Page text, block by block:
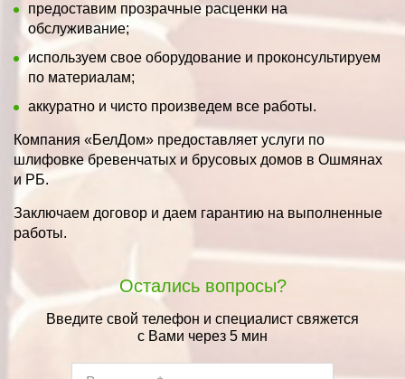
предоставим прозрачные расценки на
обслуживание;
используем свое оборудование и проконсультируем
по материалам;
аккуратно и чисто произведем все работы.
Компания «БелДом» предоставляет услуги по
шлифовке бревенчатых и брусовых домов в Ошмянах
и РБ.
Заключаем договор и даем гарантию на выполненные
работы.
Остались вопросы?
Введите свой телефон и специалист свяжется
с Вами через 5 мин